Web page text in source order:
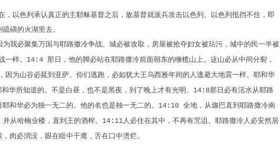
以色列承认真正的主耶稣基督之后，敌基督就派兵攻击以色列。以色列抵挡不住，即
磺的火湖里去。
为我必聚集万国与耶路撒冷争战。城必被攻取，房屋被抢夺妇女被玷污，城中的民一半被
一样。 14:4 那日，他的脚必站在耶路撒冷前面朝东的橄榄山上。这山必从中间分裂，
因为山谷必延到亚萨。你们逃跑，必如犹大王乌西雅年间的人逃避大地震一样。耶和华
华所知道的。不是白昼，也不是黑夜，到了晚上才有光明。 14:8那日必有活水从耶路
和华必为独一无二的。他的名也是独一无二的。 14:10 全地，从迦巴直到耶路撒冷南
从哈楠业楼，直到王的酒榨。 14:11人必住在其中，不再有咒诅。耶路撒冷人必安然居
肉必消没，眼在眶中干瘪，舌在口中溃烂。